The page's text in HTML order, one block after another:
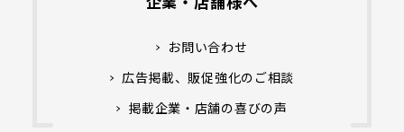
お問い合わせ
広告掲載、販促強化のご相談
掲載企業・店舗の喜びの声